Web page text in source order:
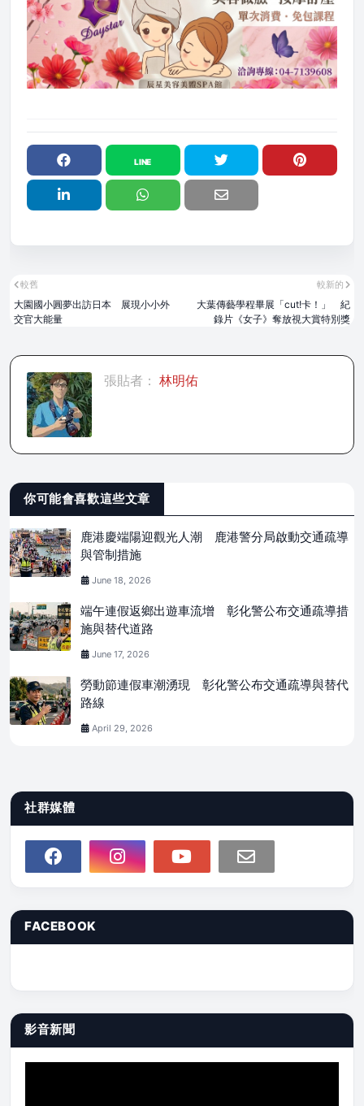
較新的
大葉傳藝學程畢展「cut!卡！」 紀
錄片《女子》奪放視大賞特別獎
較舊
大園國小圓夢出訪日本 展現小小外
交官大能量
張貼者： 林明佑
你可能會喜歡這些文章
鹿港慶端陽迎觀光人潮 鹿港警分局啟動交通疏導
與管制措施
June 18, 2026
端午連假返鄉出遊車流增 彰化警公布交通疏導措
施與替代道路
June 17, 2026
勞動節連假車潮湧現 彰化警公布交通疏導與替代
路線
April 29, 2026
社群媒體
FACEBOOK
影音新聞